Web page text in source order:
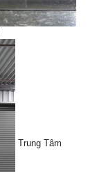
Trung Tâm